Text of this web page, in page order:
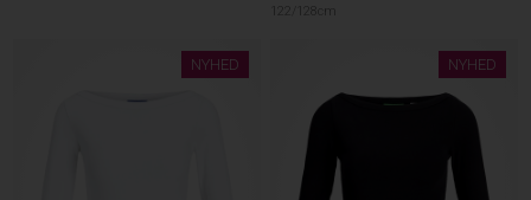
122/128cm
NYHED NYHED